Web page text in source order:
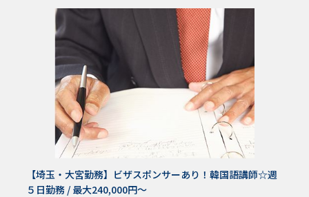
【埼玉・大宮勤務】ビザスポンサーあり！韓国語講師☆週
５日勤務 / 最大240,000円～